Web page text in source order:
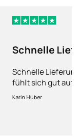
Schnelle
Schnelle Lieferung
fühlt sich gut
Fragen kann man
Karin Huber